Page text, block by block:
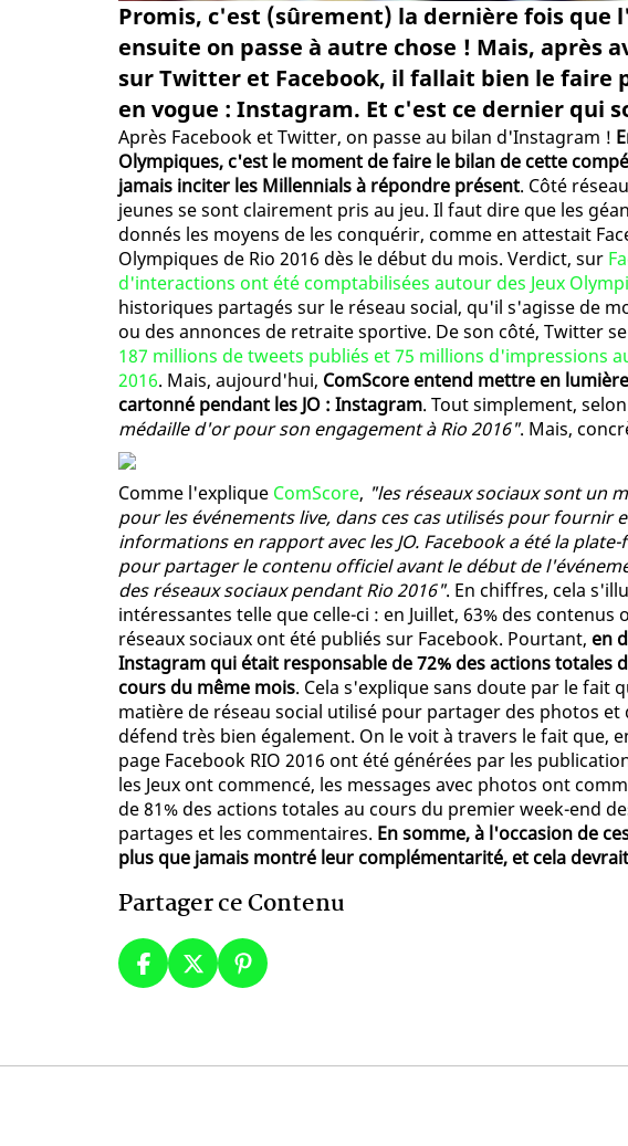
Promis, c'est (sûrement) la dernière fois que
ensuite on passe à autre chose ! Mais, après
sur Twitter et Facebook, il fallait bien le faire
en vogue : Instagram. Et c'est ce dernier qui
Après Facebook et Twitter, on passe au bilan d'Instagram !
Olympiques, c'est le moment de faire le bilan de cette
jamais inciter les Millennials à répondre présent. Côté
jeunes se sont clairement pris au jeu. Il faut dire que les
donnés les moyens de les conquérir, comme en attestait
Olympiques de Rio 2016 dès le début du mois. Verdict, sur
d'interactions ont été comptabilisées autour des Jeux
historiques partagés sur le réseau social, qu'il s'agisse de
ou des annonces de retraite sportive. De son côté, Twitter
187 millions de tweets publiés et 75 millions d'impressions
2016. Mais, aujourd'hui, ComScore entend mettre en
cartonné pendant les JO : Instagram. Tout simplement,
médaille d'or pour son engagement à Rio 2016". Mais,
Comme l'explique ComScore, "les réseaux sociaux sont un
pour les événements live, dans ces cas utilisés pour fournir
informations en rapport avec les JO. Facebook a été la
pour partager le contenu officiel avant le début de
des réseaux sociaux pendant Rio 2016". En chiffres, cela
intéressantes telle que celle-ci : en Juillet, 63% des contenus
réseaux sociaux ont été publiés sur Facebook. Pourtant, en
Instagram qui était responsable de 72% des actions totales
cours du même mois. Cela s'explique sans doute par le fait
matière de réseau social utilisé pour partager des photos et
défend très bien également. On le voit à travers le fait que,
page Facebook RIO 2016 ont été générées par les
les Jeux ont commencé, les messages avec photos ont
de 81% des actions totales au cours du premier week-end
partages et les commentaires. En somme, à l'occasion de
plus que jamais montré leur complémentarité, et cela
Partager ce Contenu